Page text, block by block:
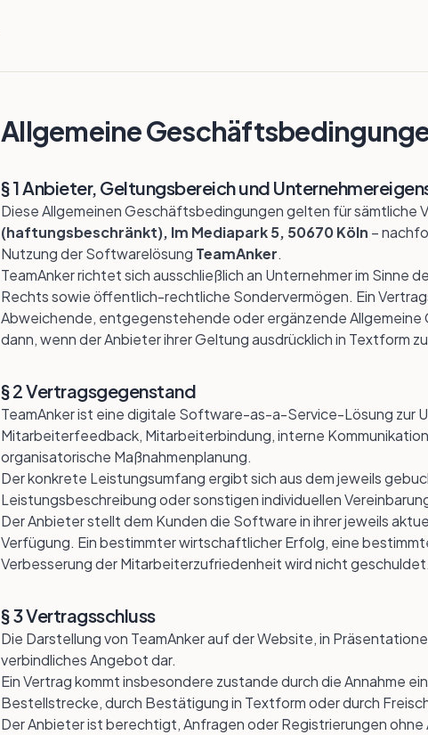
Allgemeine
§ 1 Anbieter, Geltungsbereich und
Diese Allgemeinen Geschäftsbedingungen gelten für sämtliche
(haftungsbeschränkt), Im Mediapark 5, 50670 Köln –
Nutzung der Softwarelösung TeamAnker.
TeamAnker richtet sich ausschließlich an Unternehmer im Sinne
Rechts sowie öffentlich-rechtliche Sondervermögen. Ein
Abweichende, entgegenstehende oder ergänzende
dann, wenn der Anbieter ihrer Geltung ausdrücklich in Textform
§ 2 Vertragsgegenstand
TeamAnker ist eine digitale Software-as-a-Service-Lösung zur
Mitarbeiterfeedback, Mitarbeiterbindung, interne
organisatorische Maßnahmenplanung.
Der konkrete Leistungsumfang ergibt sich aus dem jeweils
Leistungsbeschreibung oder sonstigen individuellen
Der Anbieter stellt dem Kunden die Software in ihrer jeweils
Verfügung. Ein bestimmter wirtschaftlicher Erfolg, eine
Verbesserung der Mitarbeiterzufriedenheit wird nicht geschuldet.
§ 3 Vertragsschluss
Die Darstellung von TeamAnker auf der Website, in
verbindliches Angebot dar.
Ein Vertrag kommt insbesondere zustande durch die Annahme
Bestellstrecke, durch Bestätigung in Textform oder durch
Der Anbieter ist berechtigt, Anfragen oder Registrierungen ohne